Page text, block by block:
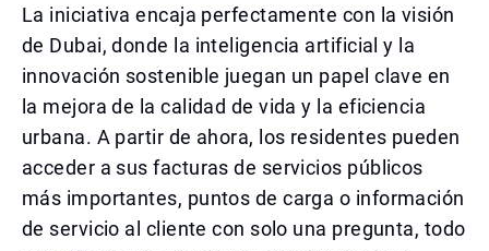
La iniciativa encaja perfectamente con la visión
de Dubai, donde la inteligencia artificial y la
innovación sostenible juegan un papel clave en
la mejora de la calidad de vida y la eficiencia
urbana. A partir de ahora, los residentes pueden
acceder a sus facturas de servicios públicos
más importantes, puntos de carga o información
de servicio al cliente con solo una pregunta, todo